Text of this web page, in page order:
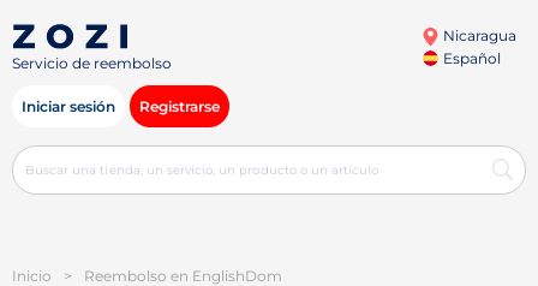
Servicio de reembolso
Nicaragua
Español
Iniciar sesión Registrarse
Inicio > Reembolso en EnglishDom